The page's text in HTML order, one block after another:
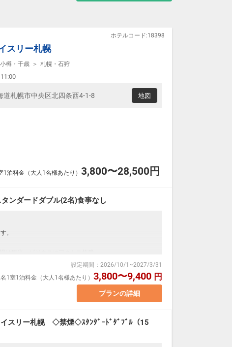
スリー札幌
ホテルコード:18398
樽・千歳 札幌・石狩
道札幌市中央区北四条西4-1-8 地図
1泊料金（大人1名様あたり） 3,800〜28,500円
ンダードダブル(2名)食事なし
。
ずにホテルにチェックインできます。(地下街通行可能時
：140cm バス・トイレ付
設定期間 ： 2026/10/1 ~2027/3/31
1室1泊料金（大人1名様あたり） 3,800〜9,400 円
プランの詳細
イスリー札幌 ◇禁煙◇ｽﾀﾝﾀﾞｰﾄﾞﾀﾞﾌﾞﾙ（15